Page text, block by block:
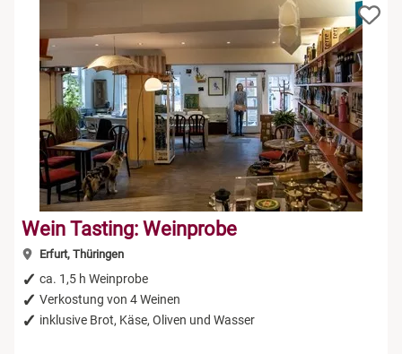
Wein Tasting: Weinprobe
Erfurt, Thüringen
ca. 1,5 h Weinprobe
Verkostung von 4 Weinen
inklusive Brot, Käse, Oliven und Wasser